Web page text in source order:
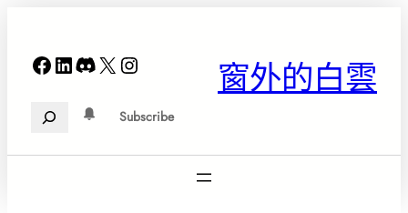
Facebook
LinkedIn
Discord
X Instagram 窗外的白雲
Search Subscribe